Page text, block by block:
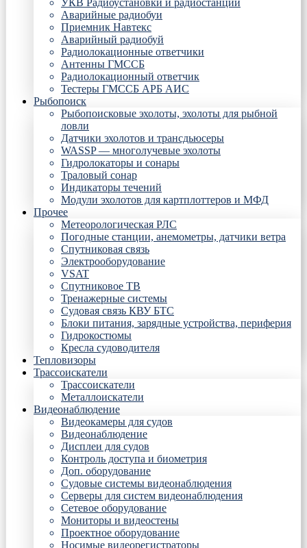
УКВ Радиоустановки и радиостанции
Аварийные радиобуи
Приемник Навтекс
Аварийный радиобуй
Радиолокационные ответчики
Антенны ГМССБ
Радиолокационный ответчик
Тестеры ГМССБ АРБ АИС
Рыбопоиск
Рыбопоисковые эхолоты, эхолоты для рыбной
ловли
Датчики эхолотов и трансдьюсеры
WASSP — многолучевые эхолоты
Гидролокаторы и сонары
Траловый сонар
Индикаторы течений
Модули эхолотов для картплоттеров и МФД
Прочее
Метеорологическая РЛС
Погодные станции, анемометры, датчики ветра
Спутниковая связь
Электрооборудование
VSAT
Спутниковое ТВ
Тренажерные системы
Судовая связь КВУ БТС
Блоки питания, зарядные устройства, периферия
Гидрокостюмы
Кресла судоводителя
Тепловизоры
Трассоискатели
Трассоискатели
Металлоискатели
Видеонаблюдение
Видеокамеры для судов
Видеонаблюдение
Дисплеи для судов
Контроль доступа и биометрия
Доп. оборудование
Судовые системы видеонаблюдения
Серверы для систем видеонаблюдения
Сетевое оборудование
Мониторы и видеостены
Проектное оборудование
Носимые видеорегистраторы